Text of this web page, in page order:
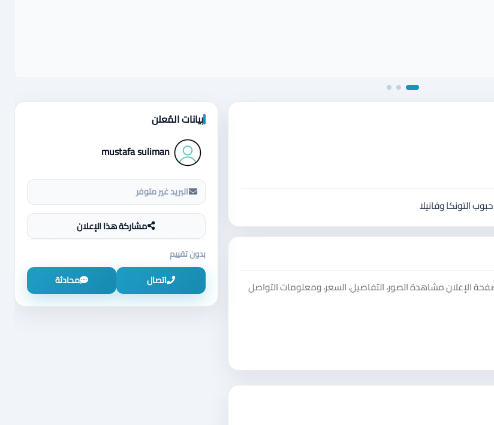
التونكا وفانيلا
الإعلان مشاهدة الصور، التفاصيل، السعر، ومعلومات التواصل
بيانات المُعلن
mustafa suliman
البريد غير متوفر
مشاركة هذا الإعلان
بدون تقييم
اتصال
محادثة